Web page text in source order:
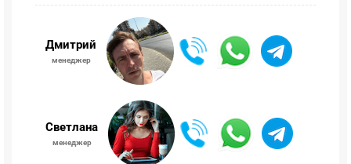
Дмитрий
менеджер
Светлана
менеджер